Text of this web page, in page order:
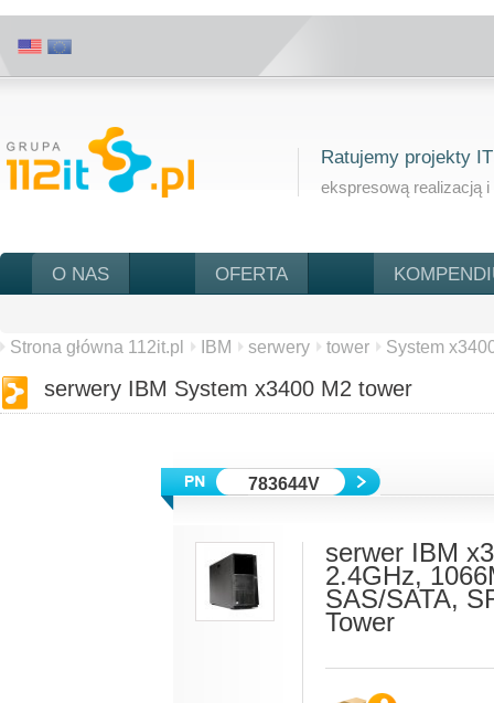
Ratujemy projekty IT
ekspresową realizacją i
O NAS OFERTA
Strona główna 112it.pl IBM serwery tower System
serwery IBM System x3400 M2 tower
783644V
serwer IBM
2.4GHz,
SAS/SATA,
Tower